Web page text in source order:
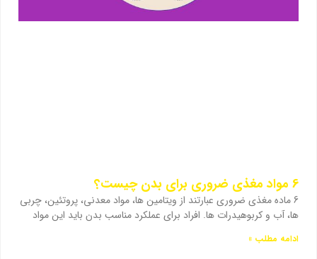
6 مواد مغذی ضروری برای بدن چیست؟
6 ماده مغذی ضروری عبارتند از ویتامین ها، مواد معدنی، پروتئین، چربی
ها، آب و کربوهیدرات ها. افراد برای عملکرد مناسب بدن باید این مواد
ادامه مطلب »